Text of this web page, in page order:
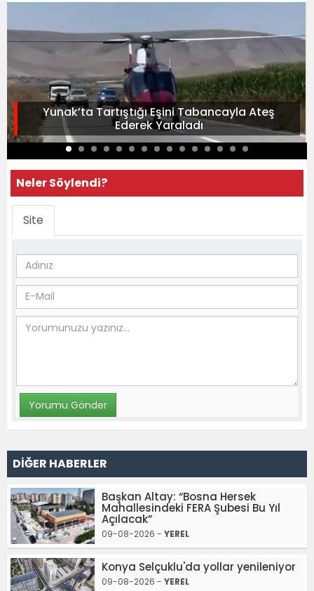
Yunak’ta Tartıştığı Eşini Tabancayla Ateş
Ederek Yaraladı
Neler Söylendi?
Site
DİĞER HABERLER
Başkan Altay: “Bosna Hersek
Mahallesindeki FERA Şubesi Bu Yıl
Açılacak”
09-08-2026 - YEREL
Konya Selçuklu'da yollar yenileniyor
09-08-2026 - YEREL